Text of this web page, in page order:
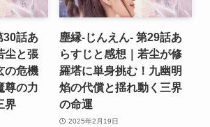
30話あ
尘と張
の危機
尊の力
界
塵縁-じんえん- 第29話あ
らすじと感想｜若尘が修
羅塔に単身挑む！九幽明
焰の代償と揺れ動く三界
の命運
2025年2月19日